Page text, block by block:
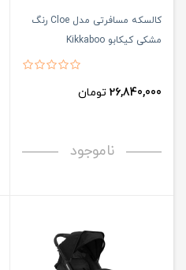
کالسکه مسافرتی مدل Cloe رنگ
مشکی کیکابو Kikkaboo
26,840,000 تومان
ناموجود